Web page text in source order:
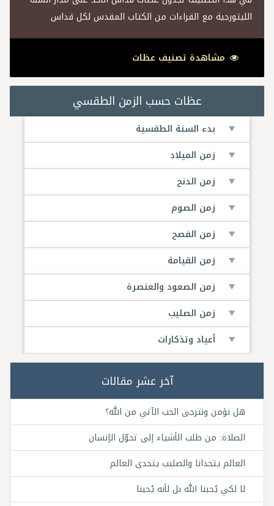
الليتورجية مع القراءات من الكتاب المقدس لكل قداس
عظات حسب الزمن الطقسي
بدء السنة الطقسية
زمن الميلاد
زمن الدنح
زمن الصوم
زمن الفصح
زمن القيامة
زمن الصعود والعنصرة
زمن الصليب
أعياد وتذكارات
آخر عشر مقالات
هل نؤمن ونترجى الحب الآتي من الله؟
الصلاة: من طلب الأشياء إلى تحوّل الإنسان
العالم يتحدانا والصليب يتحدى العالم
لا لكي يُحبنا الله بل لأنه يُحبنا